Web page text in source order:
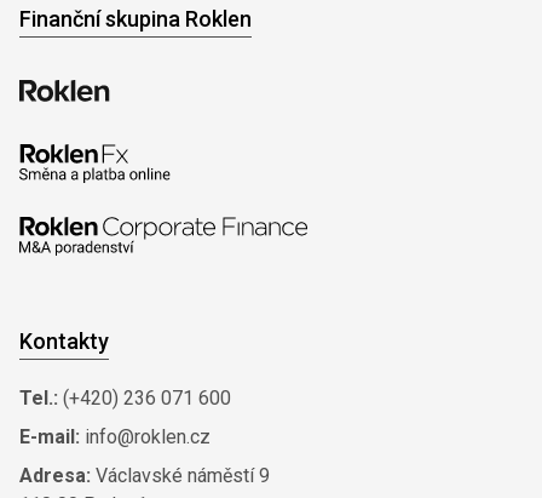
Finanční skupina Roklen
Kontakty
Tel.: (+420) 236 071 600
E-mail: info@roklen.cz
Adresa: Václavské náměstí 9